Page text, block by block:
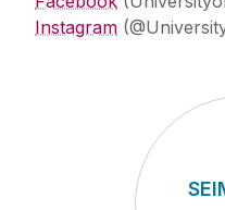
Instagram